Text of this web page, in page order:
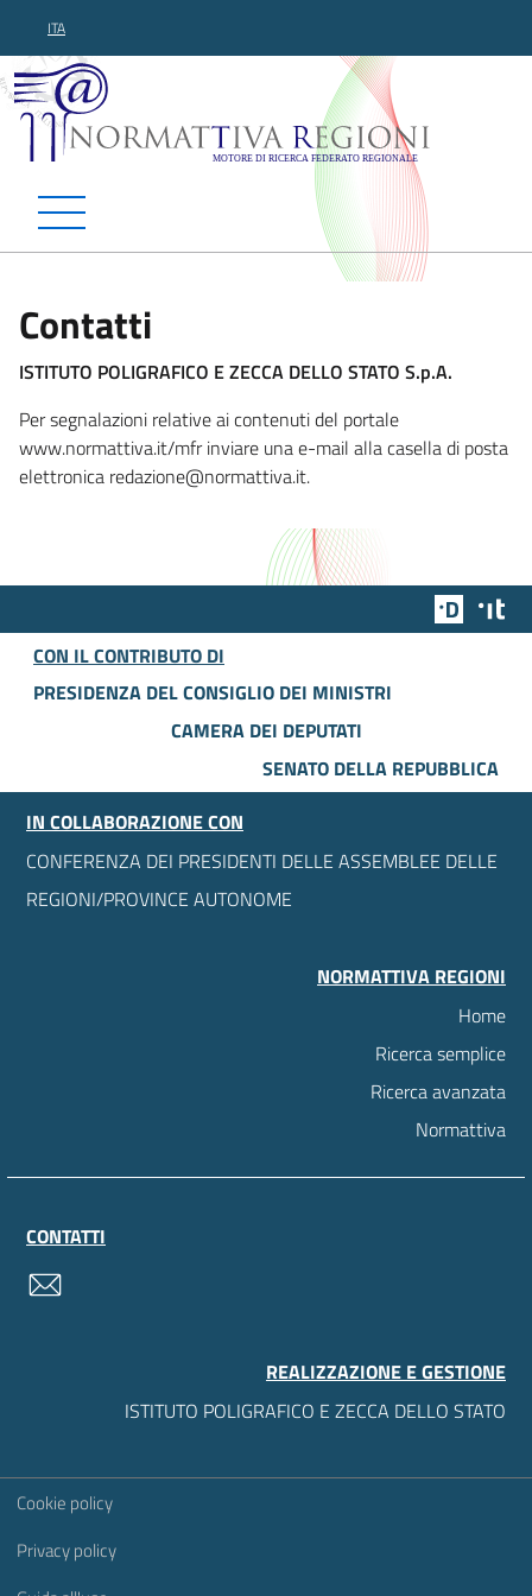
ITA
Normattiva Regioni -
Contatti
ISTITUTO POLIGRAFICO E ZECCA DELLO STATO S.p.A.
Per segnalazioni relative ai contenuti del portale
www.normattiva.it/mfr inviare una e-mail alla casella di posta
elettronica redazione@normattiva.it.
Team
CON IL CONTRIBUTO DI
PRESIDENZA DEL CONSIGLIO DEI MINISTRI
CAMERA DEI DEPUTATI
SENATO DELLA REPUBBLICA
IN COLLABORAZIONE CON
CONFERENZA DEI PRESIDENTI DELLE ASSEMBLEE DELLE
REGIONI/PROVINCE AUTONOME
NORMATTIVA REGIONI
Home
Ricerca semplice
Ricerca avanzata
Normattiva
CONTATTI
REALIZZAZIONE E GESTIONE
ISTITUTO POLIGRAFICO E ZECCA DELLO STATO
Sezione Link Utili
Cookie policy
Privacy policy